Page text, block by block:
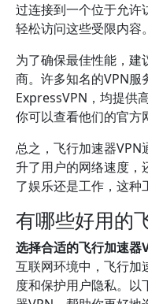
过连接到一个位于允许
轻松访问这些受限内容。
为了确保最佳性能，建
商。许多知名的VPN
ExpressVPN，均提供
你可以查看他们的官方
总之，飞行加速器VPN
升了用户的网络速度，
了娱乐还是工作，这种
有哪些好用的
选择合适的飞行加速器
互联网环境中，飞行加
度和保护用户隐私。以